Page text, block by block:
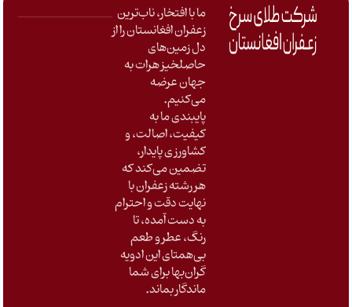
ما با افتخار، ناب‌ترین
زعفران افغانستان را از
دل زمین‌های
حاصلخیز هرات به
جهان عرضه
می‌کنیم.
پایبندی ما به
کیفیت، اصالت، و
کشاورزی پایدار،
تضمین می‌کند که
هر رشته زعفران با
نهایت دقت و احترام
به دست آمده، تا
رنگ، عطر و طعم
بی‌همتای این ادویه
گران‌بها برای شما
ماندگار بماند.